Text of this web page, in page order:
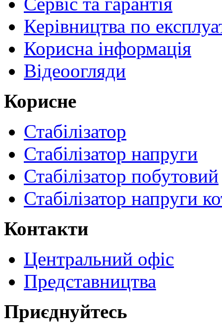
Керівництва по
Корисна інформація
Відеоогляди
Корисне
Стабілізатор
Стабілізатор напруги
Стабілізатор побутовий
Стабілізатор напруги
Контакти
Центральний офіс
Представництва
Приєднуйтесь